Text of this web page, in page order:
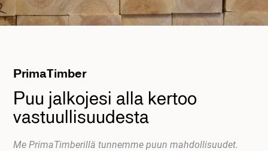
PrimaTimber
Puu jalkojesi alla kertoo
vastuullisuudesta
Me PrimaTimberillä tunnemme puun mahdollisuudet.